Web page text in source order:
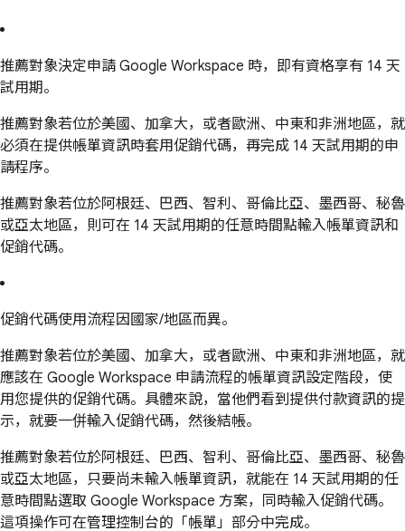
推薦對象決定申請 Google Workspace 時，即有資格享有 14 天
試用期。
推薦對象若位於美國、加拿大，或者歐洲、中東和非洲地區，就
必須在提供帳單資訊時套用促銷代碼，再完成 14 天試用期的申
請程序。
推薦對象若位於阿根廷、巴西、智利、哥倫比亞、墨西哥、秘魯
或亞太地區，則可在 14 天試用期的任意時間點輸入帳單資訊和
促銷代碼。
促銷代碼使用流程因國家/地區而異。
推薦對象若位於美國、加拿大，或者歐洲、中東和非洲地區，就
應該在 Google Workspace 申請流程的帳單資訊設定階段，使
用您提供的促銷代碼。具體來說，當他們看到提供付款資訊的提
示，就要一併輸入促銷代碼，然後結帳。
推薦對象若位於阿根廷、巴西、智利、哥倫比亞、墨西哥、秘魯
或亞太地區，只要尚未輸入帳單資訊，就能在 14 天試用期的任
意時間點選取 Google Workspace 方案，同時輸入促銷代碼。
這項操作可在管理控制台的「帳單」部分中完成。